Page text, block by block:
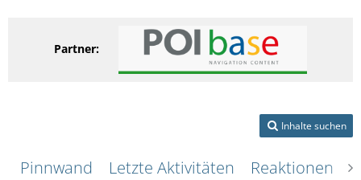
Partner:
Inhalte suchen
Pinnwand Letzte Aktivitäten Reaktionen